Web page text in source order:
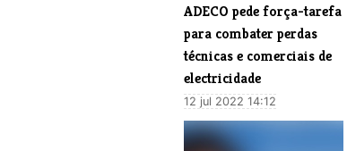
​ADECO pede força-tarefa
para combater perdas
técnicas e comerciais de
electricidade
12 jul 2022 14:12